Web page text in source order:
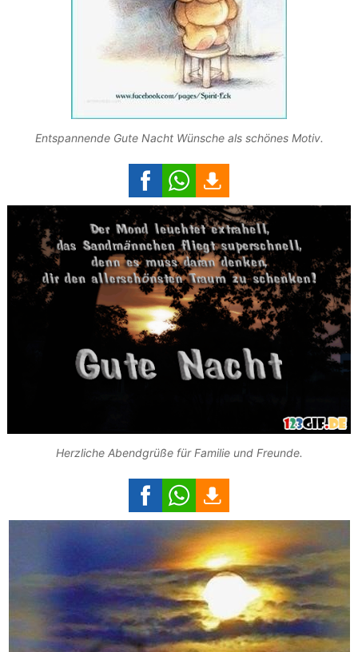
Entspannende Gute Nacht Wünsche als schönes Motiv.
Herzliche Abendgrüße für Familie und Freunde.